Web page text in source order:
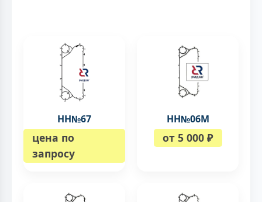
НН№67
цена по
запросу
НН№06М
от 5 000 ₽